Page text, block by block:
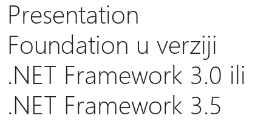
Presentation
Foundation u verziji
.NET Framework 3.0 ili
.NET Framework 3.5